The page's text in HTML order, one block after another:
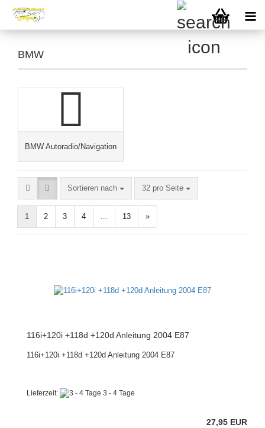
BMW
BMW Autoradio/Navigation
Sortieren nach
Sortieren nach 32 pro Seite
pro Seite
1 2 3 4 ... 13 »
116i+120i +118d +120d Anleitung 2004 E87
116i+120i +118d +120d Anleitung 2004 E87
Lieferzeit: 3 - 4 Tage
27,95 EUR